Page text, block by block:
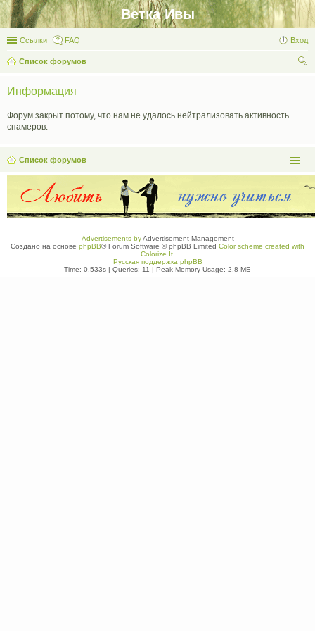
Ветка Ивы
Ссылки FAQ Вход
Список форумов
Информация
Форум закрыт потому, что нам не удалось нейтрализовать активность
спамеров.
Список форумов
Advertisements byAdvertisement Management
Создано на основе phpBB® Forum Software © phpBB Limited Color scheme created with
Colorize It.
Русская поддержка phpBB
Time: 0.533s | Queries: 11 | Peak Memory Usage: 2.8 МБ